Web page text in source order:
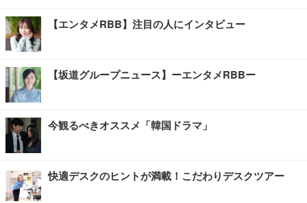
【エンタメRBB】注目の人にインタビュー
【坂道グループニュース】ーエンタメRBBー
今観るべきオススメ「韓国ドラマ」
快適デスクのヒントが満載！こだわりデスクツアー